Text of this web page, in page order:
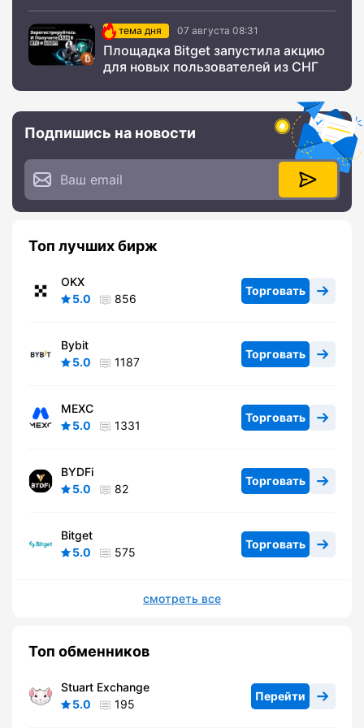
тема дня 07 августа 08:31
Площадка Bitget запустила акцию
для новых пользователей из СНГ
Подпишись на новости
Топ лучших бирж
OKX
5.0
856
Торговать
Bybit
5.0
1187
Торговать
MEXC
5.0
1331
Торговать
BYDFi
5.0
82
Торговать
Bitget
5.0
575
Торговать
смотреть все
Топ обменников
Stuart Exchange
5.0
195
Перейти